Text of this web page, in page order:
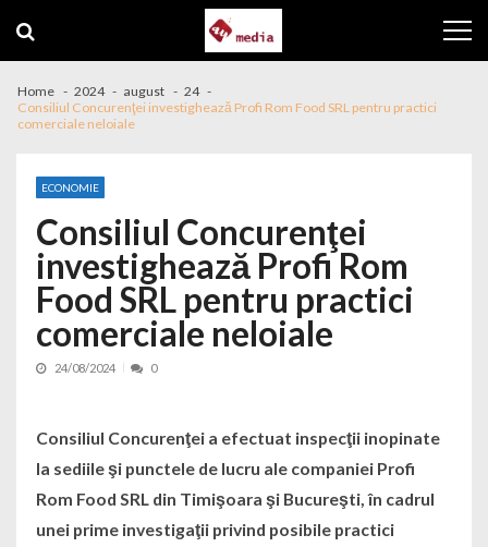
Home 2024 august
24
Consiliul Concurenţei investighează Profi Rom Food SRL pentru practici
comerciale neloiale
ECONOMIE
Consiliul Concurenţei
investighează Profi Rom
Food SRL pentru practici
comerciale neloiale
24/08/2024 0
Consiliul Concurenţei a efectuat inspecţii inopinate
la sediile şi punctele de lucru ale companiei Profi
Rom Food SRL din Timişoara şi Bucureşti, în cadrul
unei prime investigaţii privind posibile practici